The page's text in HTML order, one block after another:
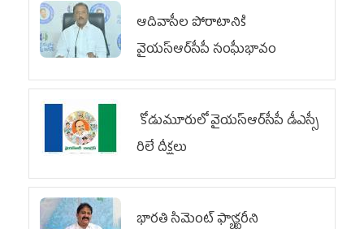
ఆదివాసీల పోరాటానికి
వైయ‌స్ఆర్‌సీపీ సంఘీభావం
కోడుమూరులో వైయ‌స్ఆర్‌సీపీ డీఎస్సీ
రిలే దీక్షలు
భారతి సిమెంట్ ఫ్యాక్టరీని